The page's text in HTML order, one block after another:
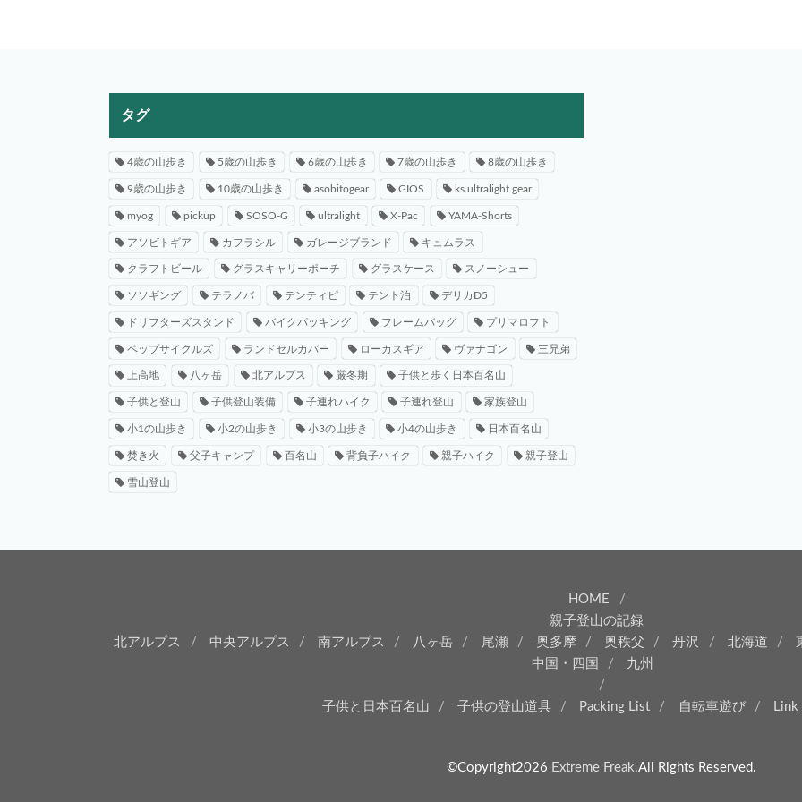
タグ
4歳の山歩き 5歳の山歩き 6歳の山歩き 7歳の山歩き 8歳の山歩き
9歳の山歩き 10歳の山歩き asobitogear GIOS ks ultralight gear
myog pickup SOSO-G ultralight X-Pac YAMA-Shorts
アソビトギア カフラシル ガレージブランド キュムラス
クラフトビール グラスキャリーポーチ グラスケース スノーシュー
ソソギング テラノバ テンティピ テント泊 デリカD5
ドリフターズスタンド バイクパッキング フレームバッグ プリマロフト
ペップサイクルズ ランドセルカバー ローカスギア ヴァナゴン 三兄弟
上高地 八ヶ岳 北アルプス 厳冬期 子供と歩く日本百名山
子供と登山 子供登山装備 子連れハイク 子連れ登山 家族登山
小1の山歩き 小2の山歩き 小3の山歩き 小4の山歩き 日本百名山
焚き火 父子キャンプ 百名山 背負子ハイク 親子ハイク 親子登山
雪山登山
HOME
親子登山の記録
北アルプス
中央アルプス 南アルプス 八ヶ岳 尾瀬 奥多摩 奥秩父 丹沢 北海道
中国・四国
九州
子供と日本百名山 子供の登山道具 Packing List 自転車遊び Link
©Copyright2026 Extreme Freak.All Rights Reserved.